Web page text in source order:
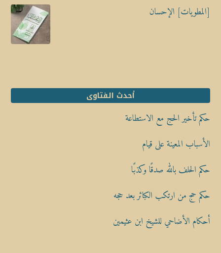
[المطويات] الإحسان
أحدث الفتاوى
حكم تأخير الحج مع الاستطاعة
الأسباب المعينة على قيام
حكم الحلف بالله صدقًا وكذبًا
حكم حج من ارتكب الكبائر بعد حجه
أحكام الأضاحي للشيخ ابن عثيمين